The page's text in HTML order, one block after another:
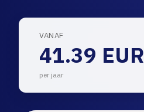
VANAF
41.39 EUR
per jaar